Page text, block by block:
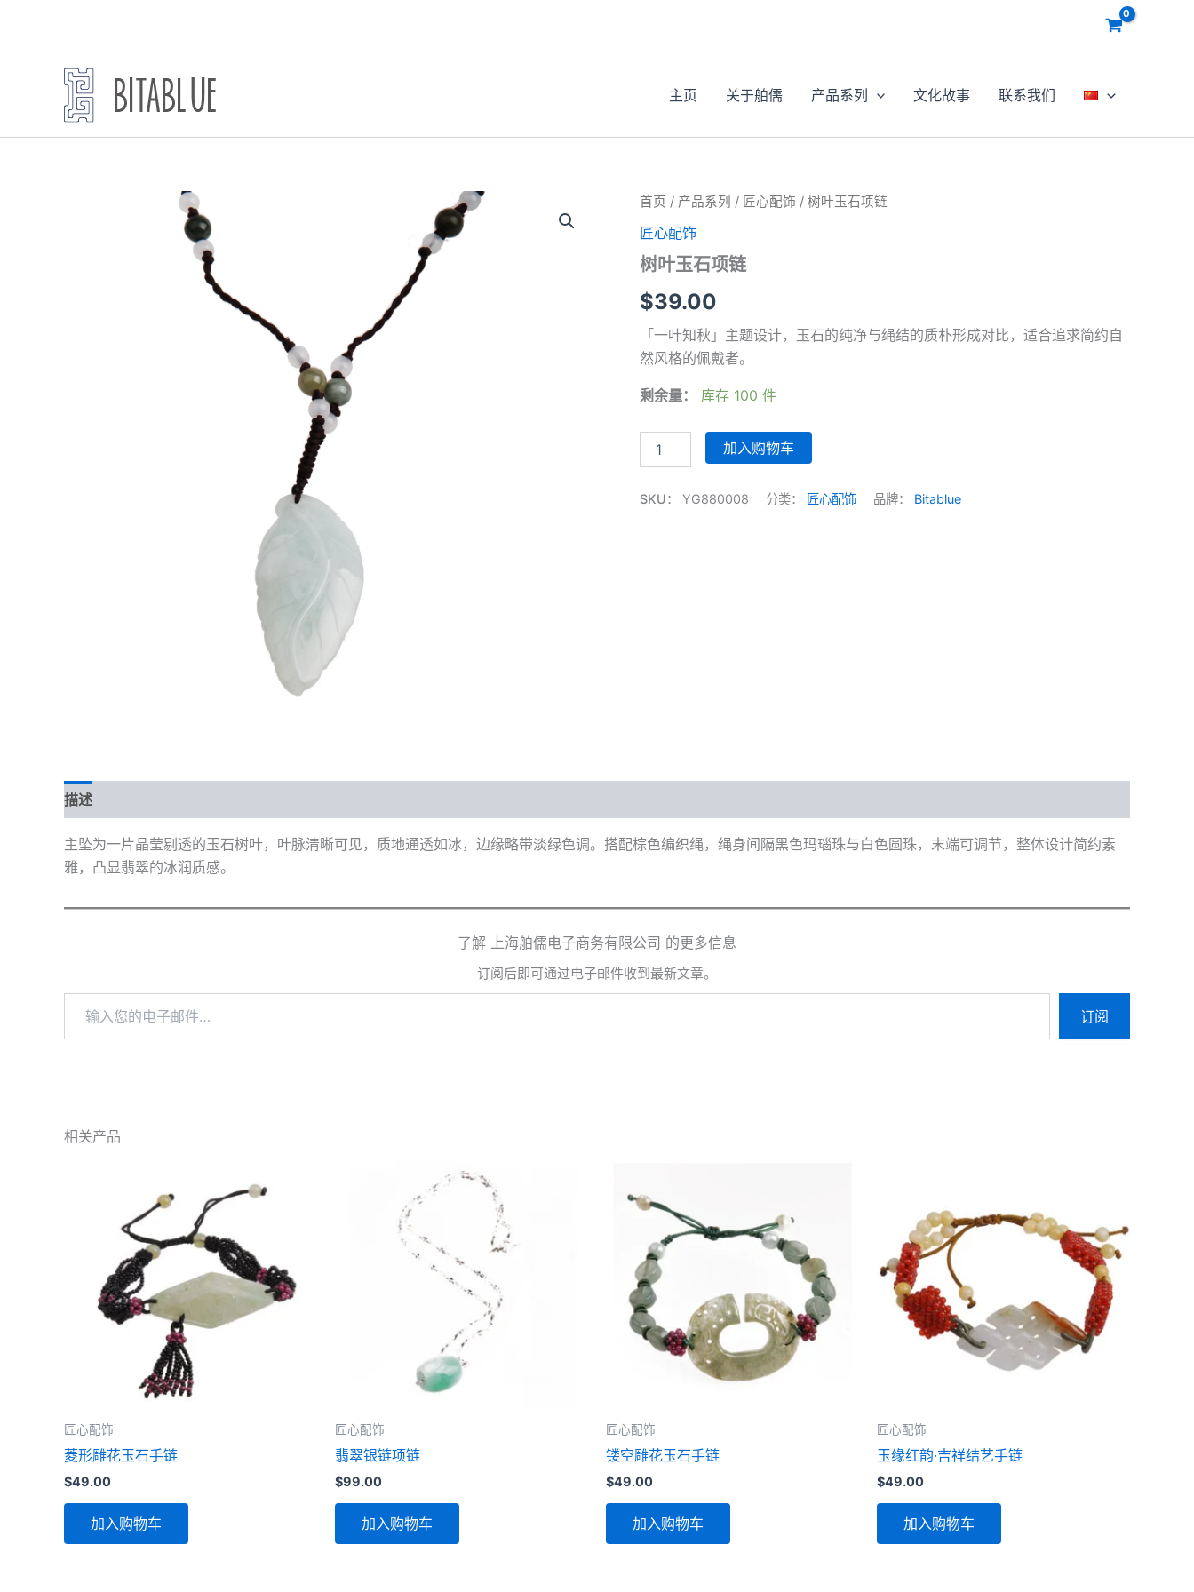
主页
关于舶儒 产品系列 文化故事 联系我们
首页 / 产品系列 / 匠心配饰 / 树叶玉石项链
匠心配饰
树叶玉石项链
$39.00
「一叶知秋」主题设计，玉石的纯净与绳结的质朴形成对比，适合追求简约自
然风格的佩戴者。
剩余量： 库存 100 件
石
加入购物车
SKU： YG880008 分类： 匠心配饰 品牌： Bitablue
描述
主坠为一片晶莹剔透的玉石树叶，叶脉清晰可见，质地通透如冰，边缘略带淡绿色调。搭配棕色编织绳，绳身间隔黑色玛瑙珠与白色圆珠，末端可调节，整体设计简约素
雅，凸显翡翠的冰润质感。
了解 上海舶儒电子商务有限公司 的更多信息
订阅后即可通过电子邮件收到最新文章。
您
订阅
相关产品
匠心配饰
菱形雕花玉石手链
$49.00
加入购物车
匠心配饰
翡翠银链项链
$99.00
加入购物车
匠心配饰
镂空雕花玉石手链
$49.00
加入购物车
匠心配饰
玉缘红韵·吉祥结艺手链
$49.00
加入购物车